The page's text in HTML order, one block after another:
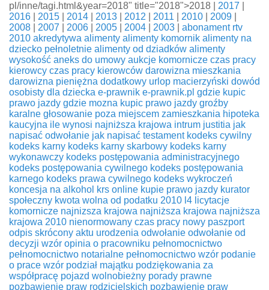
pl/inne/tagi.html&year=2018" title="2018">2018 | 2017
2016
2015 2014 2013 2012 2011 2010 2009
2008
2007 2006 2005 2004 2003
abonament rtv
2010 akredytywa alimenty alimenty komornik alimenty na
dziecko pełnoletnie alimenty od dziadków alimenty
wysokość aneks do umowy aukcje komornicze czas pracy
kierowcy czas pracy kierowców darowizna mieszkania
darowizna pieniężna dodatkowy urlop macierzyński dowód
osobisty dla dziecka e-prawnik e-prawnik.pl gdzie kupic
prawo jazdy gdzie mozna kupic prawo jazdy groźby
karalne głosowanie poza miejscem zamieszkania hipoteka
kaucyjna ile wynosi najniższa krajowa intrum justitia jak
napisać odwołanie jak napisać testament kodeks cywilny
kodeks karny kodeks karny skarbowy kodeks karny
wykonawczy kodeks postępowania administracyjnego
kodeks postępowania cywilnego kodeks postępowania
karnego kodeks prawa cywilnego kodeks wykroczeń
koncesja na alkohol krs online kupie prawo jazdy kurator
społeczny kwota wolna od podatku 2010 l4 licytacje
komornicze najnizsza krajowa najniższa krajowa najniższa
krajowa 2010 nienormowany czas pracy nowy paszport
odpis skrócony aktu urodzenia odwołanie odwołanie od
decyzji wzór opinia o pracowniku pełnomocnictwo
pełnomocnictwo notarialne pełnomocnictwo wzór podanie
o prace wzór podział majątku podziękowania za
współpracę pojazd wolnobieżny porady prawne
pozbawienie praw rodzicielskich pozbawienie praw